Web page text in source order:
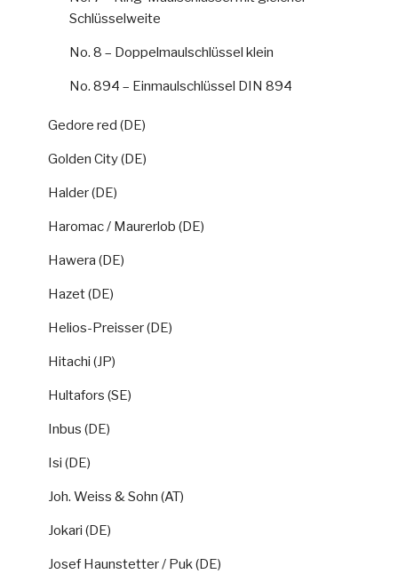
Schlüsselweite
No. 8 – Doppelmaulschlüssel klein
No. 894 – Einmaulschlüssel DIN 894
Gedore red (DE)
Golden City (DE)
Halder (DE)
Haromac / Maurerlob (DE)
Hawera (DE)
Hazet (DE)
Helios-Preisser (DE)
Hitachi (JP)
Hultafors (SE)
Inbus (DE)
Isi (DE)
Joh. Weiss & Sohn (AT)
Jokari (DE)
Josef Haunstetter / Puk (DE)